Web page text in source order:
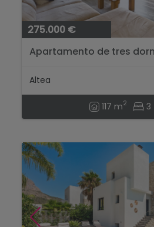
275.000 €
Apartamento de tres
Altea
117 m2 3